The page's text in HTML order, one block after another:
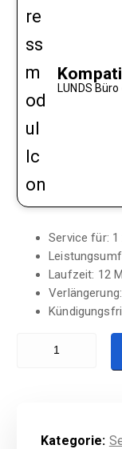
LUNDS
Service für: 1
Laufzeit: 12
Kategorie: